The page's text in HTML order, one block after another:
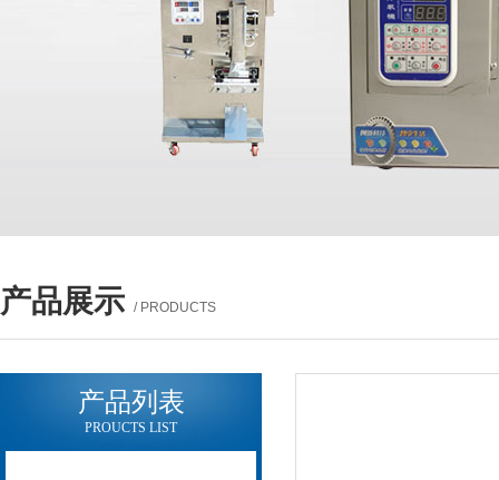
产品展示 / PRODUCTS
产品列表
PROUCTS LIST